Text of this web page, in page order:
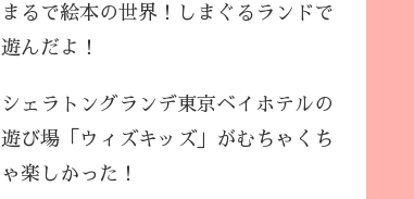
まるで絵本の世界！しまぐるランドで
遊んだよ！
シェラトングランデ東京ベイホテルの
遊び場「ウィズキッズ」がむちゃくち
ゃ楽しかった！